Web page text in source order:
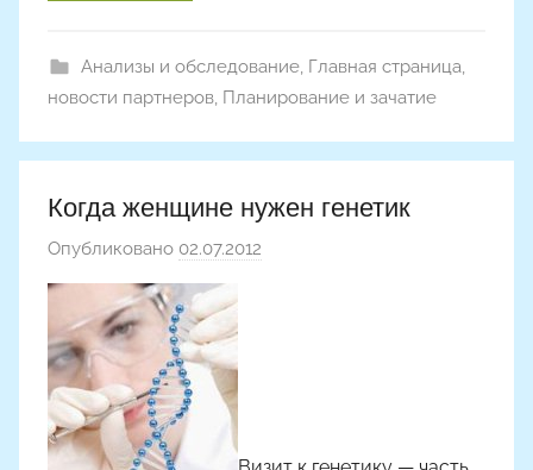
Анализы и обследование, Главная страница
новости партнеров Планирование и зачатие
Когда женщине нужен генетик
Опубликовано 02.07.2012